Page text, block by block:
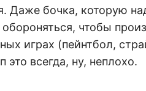
Даже бочка, которую
чтобы
играх (пейнтбол,
это всегда, ну, неплохо.